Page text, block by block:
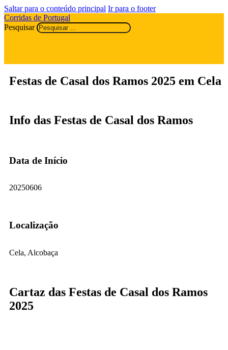
Saltar para o conteúdo principal Ir para o footer
Corridas de Portugal
Pesquisar
Festas de Casal dos Ramos 2025 em Cela
Info das Festas de Casal dos Ramos
Data de Início
20250606
Localização
Cela, Alcobaça
Cartaz das Festas de Casal dos Ramos
2025